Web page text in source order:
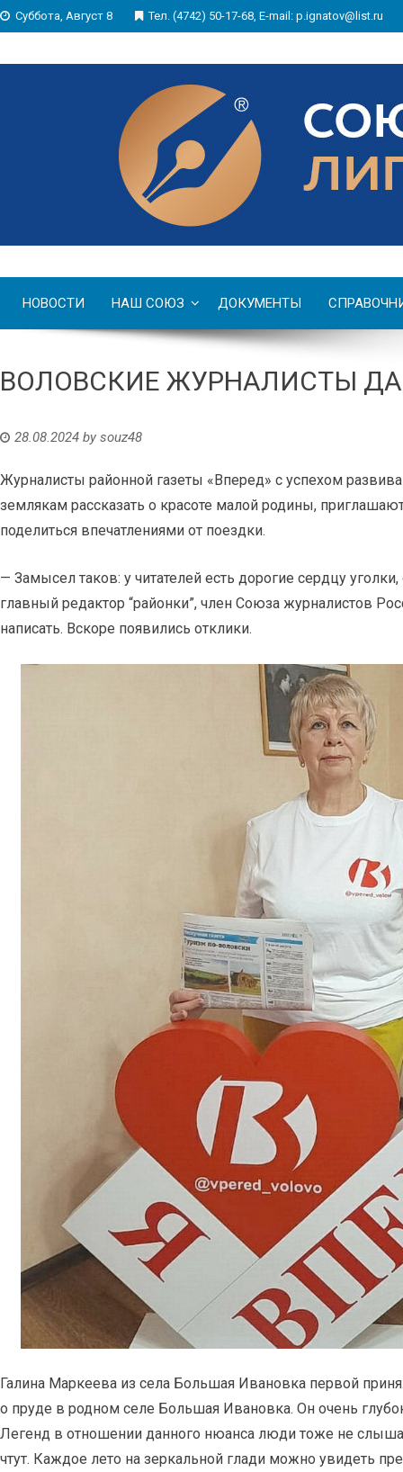
Суббота, Август 8 Тел. (4742) 50-17-68, E-mail: p.ignatov@list.ru
НОВОСТИ НАШ СОЮЗ ДОКУМЕНТЫ
ВОЛОВСКИЕ ЖУРНАЛИСТЫ
28.08.2024 by souz48
Журналисты районной газеты «Вперед» с успехом
землякам рассказать о красоте малой родины,
поделиться впечатлениями от поездки.
— Замысел таков: у читателей есть дорогие сердцу
главный редактор “районки”, член Союза журналистов
написать. Вскоре появились отклики.
Галина Маркеева из села Большая Ивановка первой
о пруде в родном селе Большая Ивановка. Он очень
Легенд в отношении данного нюанса люди тоже не
чтут. Каждое лето на зеркальной глади можно увидеть